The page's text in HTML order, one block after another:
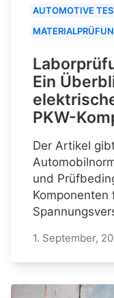
AUTOMOTIVE
Ein
PKW-
Der Artikel
und
Komponenten
1. September,